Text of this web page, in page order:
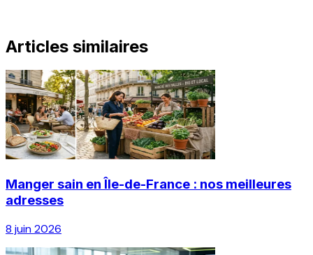
Articles similaires
Manger sain en Île-de-France : nos meilleures
adresses
8 juin 2026